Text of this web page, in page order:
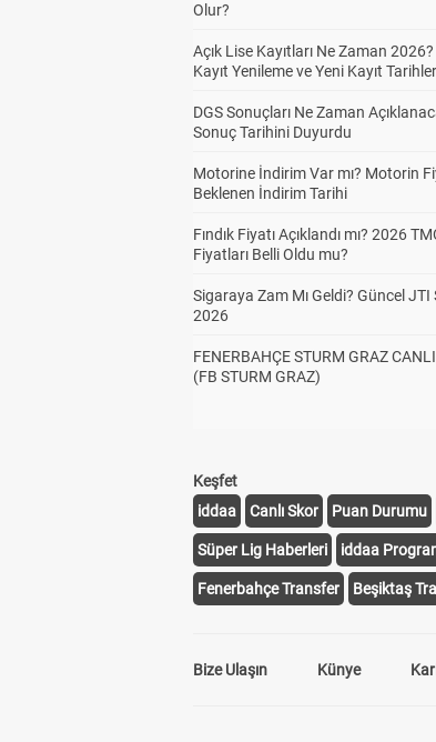
Olur?
Açık Lise Kayıtları Ne Zaman
Kayıt Yenileme ve Yeni Kayıt
DGS Sonuçları Ne Zaman
Sonuç Tarihini Duyurdu
Motorine İndirim Var mı? Motorin
Beklenen İndirim Tarihi
Fındık Fiyatı Açıklandı mı? 2026
Fiyatları Belli Oldu mu?
Sigaraya Zam Mı Geldi? Güncel JTI
2026
FENERBAHÇE STURM GRAZ
(FB STURM GRAZ)
Keşfet
iddaa
Canlı Skor Puan Durumu
Süper Lig Haberleri iddaa
Fenerbahçe Transfer Beşiktaş
Bize Ulaşın Künye